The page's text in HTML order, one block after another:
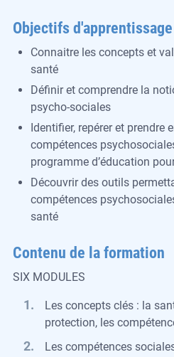
Objectifs d'apprentissage
Connaitre les concepts et
santé
Définir et comprendre la
psycho-sociales
Identifier, repérer et prendre
compétences
programme d’éducation
Découvrir des outils
compétences
santé
Contenu de la formation
SIX MODULES
Les concepts clés : la
protection, les
Les compétences